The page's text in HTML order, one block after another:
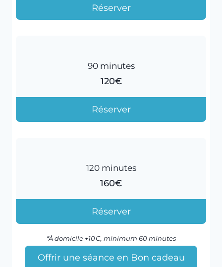
Réserver
90 minutes
120€
Réserver
120 minutes
160€
Réserver
*À domicile +10€, minimum 60 minutes
Offrir une séance en Bon cadeau